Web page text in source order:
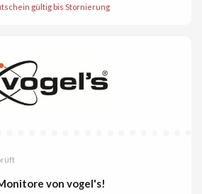
gültig bis Stornierung
von vogel's!